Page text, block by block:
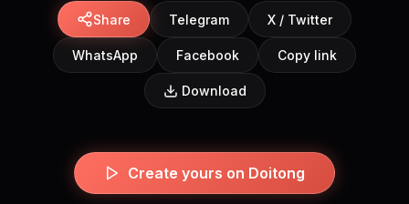
Share Telegram X / Twitter
WhatsApp Facebook Copy link
Download
Create yours on Doitong